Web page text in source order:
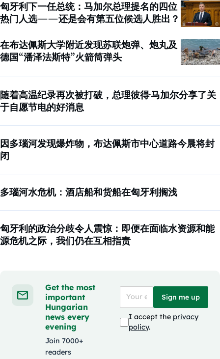
匈牙利下一任总统：马加尔总理提名的四位
热门人选——还是会有第五位候选人胜出？
在布达佩斯大学附近发现苏联炮弹、炮丸及
德国“潘泽法斯特”火箭筒弹头
随着高温纪录再次被打破，总理彼得·马加尔分享了关
于自愿节电的好消息
因多瑙河发现爆炸物，布达佩斯市中心道路今晨将封
闭
多瑙河水危机：酒店船和货船在匈牙利搁浅
匈牙利的政治分歧令人震惊：即便在面临水资源和能
源危机之际，我们仍在互相指责
Get the most
important
Hungarian
news every
evening
Join 7000+
readers
Sign me up
I accept the privacy
policy.